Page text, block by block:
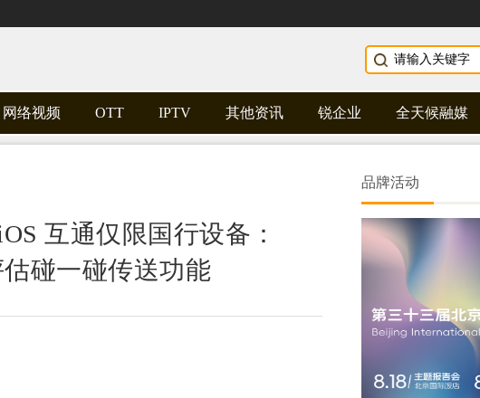
网络视频 OTT IPTV 其他资讯 锐企业 全天候融媒
互通仅限国行设备：
碰一碰传送功能
品牌活动